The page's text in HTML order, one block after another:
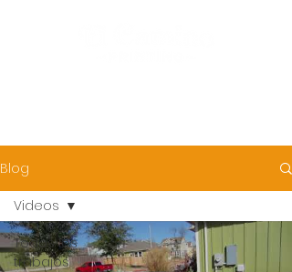
Blog
Todos los
trabajos
Videos